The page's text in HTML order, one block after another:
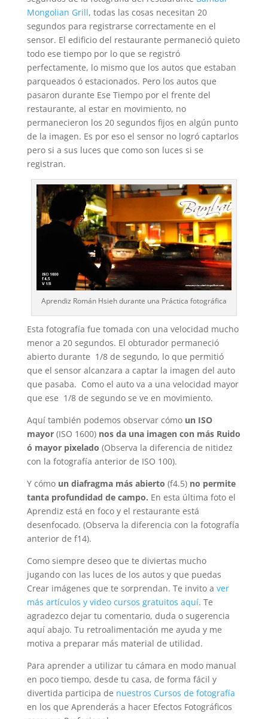
Mongolian Grill, todas las cosas necesitan 20
segundos para registrarse correctamente en el
sensor. El edificio del restaurante permaneció quieto
todo ese tiempo por lo que se registró
perfectamente, lo mismo que los autos que estaban
parqueados ó estacionados. Pero los autos que
pasaron durante Ese Tiempo por el frente del
restaurante, al estar en movimiento, no
permanecieron los 20 segundos fijos en algún punto
de la imagen. Es por eso el sensor no logró captarlos
pero si a sus luces que como son luces si se
registran.
Aprendiz Román Hsieh durante una Práctica fotográfica
Esta fotografía fue tomada con una velocidad mucho
menor a 20 segundos. El obturador permaneció
abierto durante 1/8 de segundo, lo que permitió
que el sensor alcanzara a captar la imagen del auto
que pasaba. Como el auto va a una velocidad mayor
que ese 1/8 de segundo se ve en movimiento.
Aquí también podemos observar cómo un ISO
mayor(ISO 1600) nos da una imagen con más Ruido
ó mayor pixelado (Observa la diferencia de nitidez
con la fotografía anterior de ISO 100).
Y cómo un diafragma más abierto (f4.5) no permite
tanta profundidad de campo. En esta última foto el
Aprendiz está en foco y el restaurante está
desenfocado. (Observa la diferencia con la fotografía
anterior de f14).
Como siempre deseo que te diviertas mucho
jugando con las luces de los autos y que puedas
Crear imágenes que te sorprendan. Te invito a ver
más artículos y video cursos gratuitos aquí. Te
agradezco dejar tu comentario, duda o sugerencia
aquí abajo. Tu retroalimentación me ayuda y me
motiva a preparar más material de utilidad.
Para aprender a utilizar tu cámara en modo manual
en poco tiempo, desde tu casa, de forma fácil y
divertida participa de nuestros Cursos de fotografía
en los que Aprenderás a hacer Efectos Fotográficos